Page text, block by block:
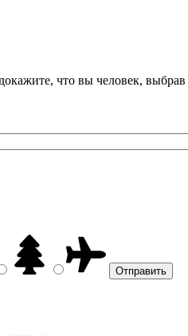
что вы человек, выбрав